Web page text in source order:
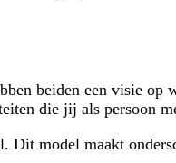
beiden een visie
die jij als persoon
Dit model maakt